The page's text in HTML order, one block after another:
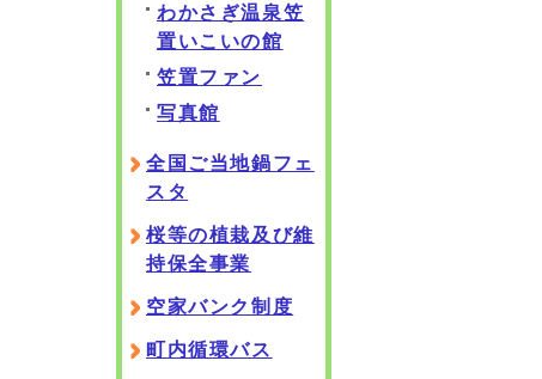
わかさぎ温泉笠
置いこいの館
笠置ファン
写真館
全国ご当地鍋フェ
スタ
桜等の植栽及び維
持保全事業
空家バンク制度
町内循環バス